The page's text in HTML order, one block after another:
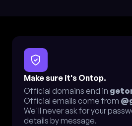
Make sure it's Ontop.
Official domains end in
Official emails come from
We'll never ask for your
details by message.